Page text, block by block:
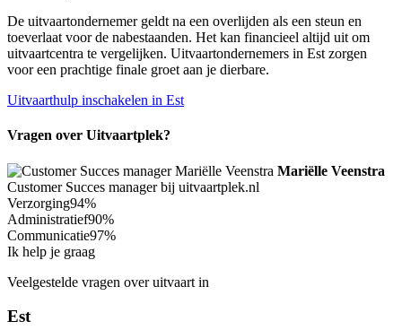
De uitvaartondernemer geldt na een overlijden als een steun en
toeverlaat voor de nabestaanden. Het kan financieel altijd uit om
uitvaartcentra te vergelijken. Uitvaartondernemers in Est zorgen
voor een prachtige finale groet aan je dierbare.
Uitvaarthulp inschakelen in Est
Vragen over Uitvaartplek?
Mariëlle Veenstra
Customer Succes manager bij uitvaartplek.nl
Verzorging94%
Administratief90%
Communicatie97%
Ik help je graag
Veelgestelde vragen over uitvaart in
Est